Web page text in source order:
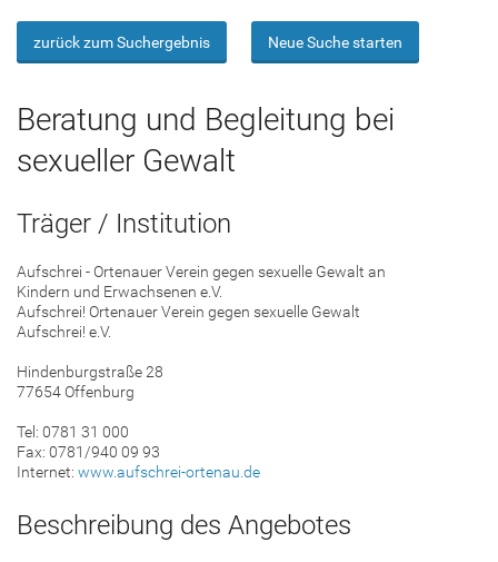
zurück zum Suchergebnis Neue Suche starten
Beratung und Begleitung bei
sexueller Gewalt
Träger / Institution
Aufschrei - Ortenauer Verein gegen sexuelle Gewalt an
Kindern und Erwachsenen e.V.
Aufschrei! Ortenauer Verein gegen sexuelle Gewalt
Aufschrei! e.V.
Hindenburgstraße 28
77654 Offenburg
Tel: 0781 31 000
Fax: 0781/940 09 93
Internet: www.aufschrei-ortenau.de
Beschreibung des Angebotes